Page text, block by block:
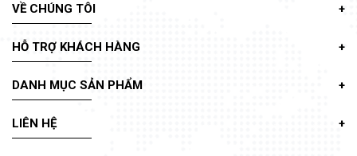
VỀ CHÚNG TÔI
HỖ TRỢ KHÁCH HÀNG
DANH MỤC SẢN PHẨM
LIÊN HỆ